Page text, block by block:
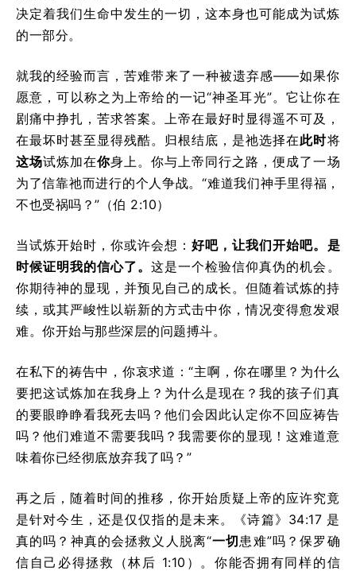
决定着我们生命中发生的一切，这本身也可能成为试炼
的一部分。
就我的经验而言，苦难带来了一种被遗弃感——如果你
愿意，可以称之为上帝给的一记“神圣耳光”。它让你在
剧痛中挣扎，苦求答案。上帝在最好时显得遥不可及，
在最坏时甚至显得残酷。归根结底，是祂选择在此时将
这场试炼加在你身上。你与上帝同行之路，便成了一场
为了信靠祂而进行的个人争战。“难道我们神手里得福，
不也受祸吗？”（伯 2:10）
当试炼开始时，你或许会想：好吧，让我们开始吧。是
时候证明我的信心了。这是一个检验信仰真伪的机会。
你期待神的显现，并预见自己的成长。但随着试炼的持
续，或其严峻性以崭新的方式击中你，情况变得愈发艰
难。你开始与那些深层的问题搏斗。
在私下的祷告中，你哀求道：“主啊，你在哪里？为什么
要把这试炼加在我身上？为什么是现在？我的孩子们真
的要眼睁睁看我死去吗？他们会因此认定你不回应祷告
吗？他们难道不需要我吗？我需要你的显现！这难道意
味着你已经彻底放弃我了吗？”
再之后，随着时间的推移，你开始质疑上帝的应许究竟
是针对今生，还是仅仅指的是未来。《诗篇》34:17 是
真的吗？神真的会拯救义人脱离“一切患难”吗？保罗确
信自己必得拯救（林后 1:10）。你能否拥有同样的信